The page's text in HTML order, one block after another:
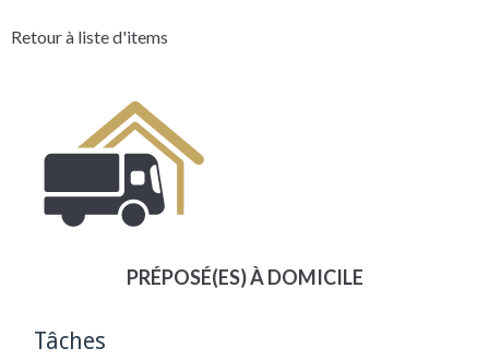
Retour à liste d'items
PRÉPOSÉ(ES) À DOMICILE
Tâches